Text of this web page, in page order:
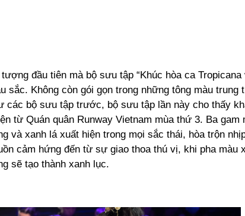
đầu tiên mà bộ sưu tập “Khúc hòa ca Tropicana
sắc. Không còn gói gọn trong những tông màu trung
các bộ sưu tập trước, bộ sưu tập lần này cho thấy
từ Quán quân Runway Vietnam mùa thứ 3. Ba gam
và xanh lá xuất hiện trong mọi sắc thái, hòa trộn
cảm hứng đến từ sự giao thoa thú vị, khi pha màu
sẽ tạo thành xanh lục.